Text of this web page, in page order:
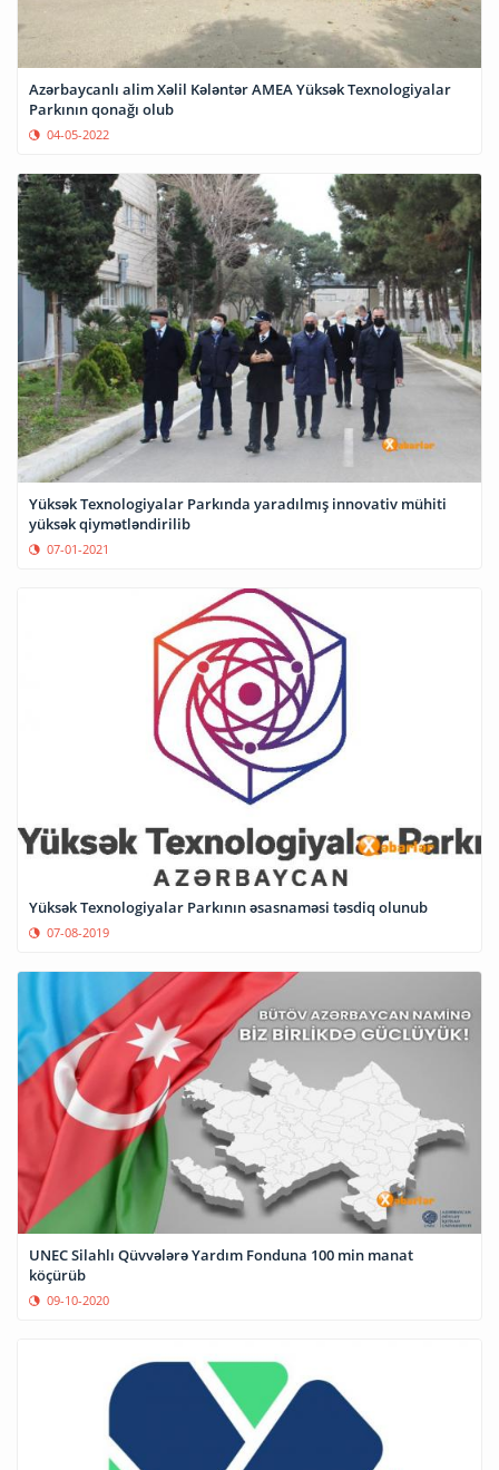
Azərbaycanlı alim Xəlil Kələntər AMEA Yüksək Texnologiyalar
Parkının qonağı olub
04-05-2022
Yüksək Texnologiyalar Parkında yaradılmış innovativ mühiti
yüksək qiymətləndirilib
07-01-2021
Yüksək Texnologiyalar Parkının əsasnaməsi təsdiq olunub
07-08-2019
UNEC Silahlı Qüvvələrə Yardım Fonduna 100 min manat
köçürüb
09-10-2020